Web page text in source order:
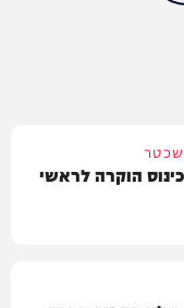
שכטר
הוקרה לראשי